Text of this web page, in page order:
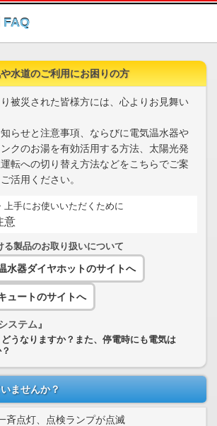
このページの本文へ
FAQ
水道のご利用にお困りの方
被災された皆様方には、心よりお見舞い
らせと注意事項、ならびに電気温水器や
クのお湯を有効活用する方法、太陽光発
転への切り替え方法などをこちらでご案
活用ください。
上手にお使いいただくために
意
る製品のお取り扱いについて
ステム』
うなりますか？また、停電時にも電気は
ませんか？